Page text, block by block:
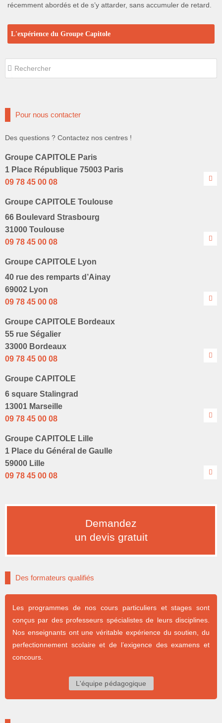
récemment abordés et de s’y attarder, sans accumuler de retard.
L'expérience du Groupe Capitole
Rechercher
Pour nous contacter
Des questions ? Contactez nos centres !
Groupe CAPITOLE Paris
1 Place République 75003 Paris
09 78 45 00 08
Groupe CAPITOLE Toulouse
66 Boulevard Strasbourg
31000 Toulouse
09 78 45 00 08
Groupe CAPITOLE Lyon
40 rue des remparts d’Ainay
69002 Lyon
09 78 45 00 08
Groupe CAPITOLE Bordeaux
55 rue Ségalier
33000 Bordeaux
09 78 45 00 08
Groupe CAPITOLE
6 square Stalingrad
13001 Marseille
09 78 45 00 08
Groupe CAPITOLE Lille
1 Place du Général de Gaulle
59000 Lille
09 78 45 00 08
Demandez
un devis gratuit
Des formateurs qualifiés
Les programmes de nos cours particuliers et stages sont
conçus par des professeurs spécialistes de leurs disciplines.
Nos enseignants ont une véritable expérience du soutien, du
perfectionnement scolaire et de l’exigence des examens et
concours.
L'équipe pédagogique